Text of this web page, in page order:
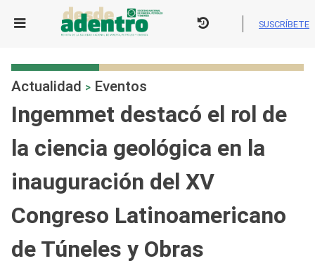
SUSCRÍBETE
Actualidad > Eventos
Ingemmet destacó el rol de
la ciencia geológica en la
inauguración del XV
Congreso Latinoamericano
de Túneles y Obras